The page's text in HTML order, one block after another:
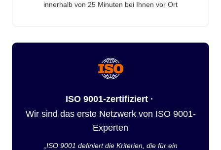
innerhalb von 25 Minuten bei Ihnen vor Ort
ISO 9001-zertifiziert ·
Wir sind das erste Netzwerk von ISO 9001-
Experten
„ISO 9001 definiert die Kriterien, die für ein